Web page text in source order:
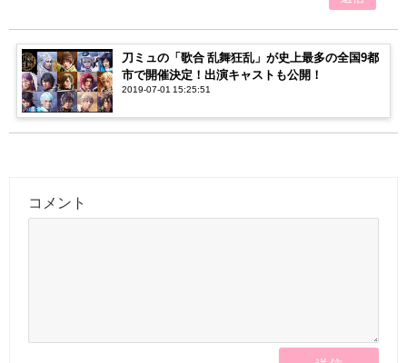
刀ミュの「歌合 乱舞狂乱」が史上最多の全国9都
市で開催決定！出演キャストも公開！
2019-07-01 15:25:51
コメント